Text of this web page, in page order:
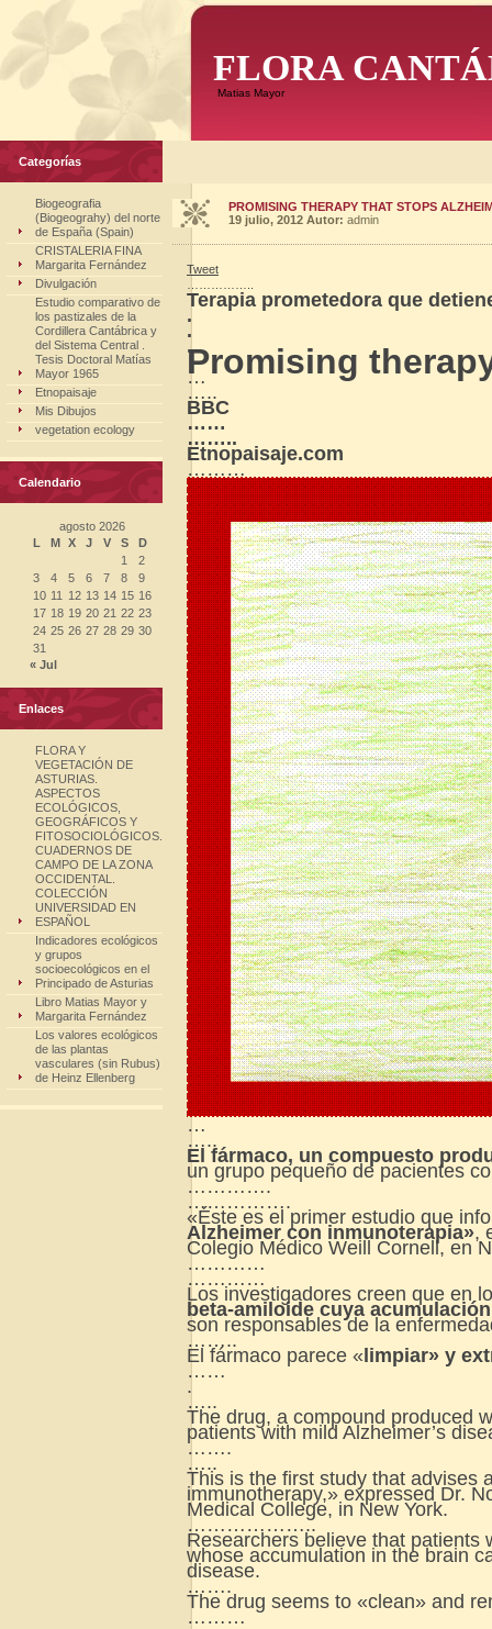
FLORA
Matias Mayor
Categorías
Biogeografia
(Biogeograhy) del norte
de España (Spain)
CRISTALERIA FINA
Margarita Fernández
Divulgación
Estudio comparativo de
los pastizales de la
Cordillera Cantábrica y
del Sistema Central .
Tesis Doctoral Matías
Mayor 1965
Etnopaisaje
Mis Dibujos
vegetation ecology
Calendario
agosto 2026
L
M X J V S
D
1
2
3
4 5 6 7 8
9
10 11 12 13 14 15 16
17 18 19 20 21 22 23
24 25 26 27 28 29 30
31
« Jul
Enlaces
FLORA Y
VEGETACIÓN DE
ASTURIAS.
ASPECTOS
ECOLÓGICOS,
GEOGRÁFICOS Y
FITOSOCIOLÓGICOS.
CUADERNOS DE
CAMPO DE LA ZONA
OCCIDENTAL.
COLECCIÓN
UNIVERSIDAD EN
ESPAÑOL
Indicadores ecológicos
y grupos
socioecológicos en el
Principado de Asturias
Libro Matias Mayor y
Margarita Fernández
Los valores ecológicos
de las plantas
vasculares (sin Rubus)
de Heinz Ellenberg
PROMISING THERAPY THAT STOPS
19 julio, 2012 Autor: admin
Tweet
Terapia prometedora que
.
.
.Promising
…
…..
BBC
……
……..
Etnopaisaje.com
………
…
…..
El fármaco, un compuesto
un grupo pequeño de pacientes
………….
…………….
«Éste es el primer estudio que
Alzheimer con inmunoterapia»,
Colegio Médico Weill Cornell, en
…………
…………
Los investigadores creen que en
beta-amiloide cuya
son responsables de la
……..
El fármaco parece « limpiar» y
……
.
…..
The drug, a compound produced
patients with mild Alzheimer’s
…….
…..
This is the first study that advises
immunotherapy,» expressed Dr.
Medical College, in New York.
………………..
Researchers believe that patients
whose accumulation in the brain
disease.
…….
The drug seems to «clean» and
………